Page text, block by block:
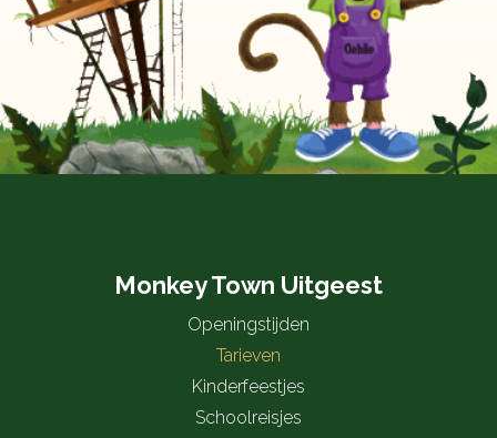
Monkey Town Uitgeest
Openingstijden
Tarieven
Kinderfeestjes
Schoolreisjes